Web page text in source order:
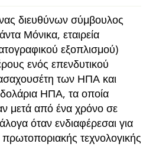
διευθύνων σύμβουλος
Μόνικα, εταιρεία
εξοπλισμού)
ενός επενδυτικού
των ΗΠΑ και
ΗΠΑ, τα οποία
μετά από ένα χρόνο σε
όταν ενδιαφέρεσαι για
πρωτοποριακής τεχνολογικής